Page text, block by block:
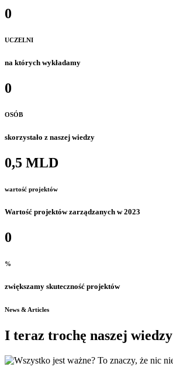
0
UCZELNI
na których wykładamy
0
OSÓB
skorzystało z naszej wiedzy
0,5 MLD
wartość projektów
Wartość projektów zarządzanych w 2023
0
%
zwiększamy skuteczność projektów
News & Articles
I teraz trochę naszej wiedzy